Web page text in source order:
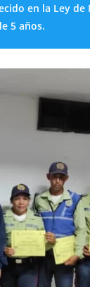
en la Ley de
5 años.